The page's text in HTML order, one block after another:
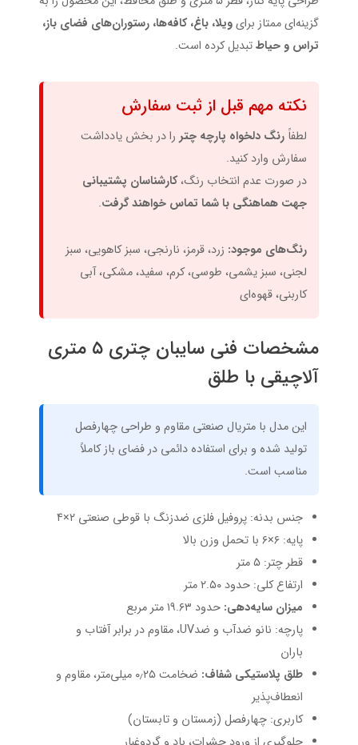
گزینه‌ای ممتاز برایویلا، باغ، کافه‌ها، رستوران‌های فضای باز،
تراس و حیاطتبدیل کرده است.
نکته مهم قبل از ثبت سفارش
لطفاً رنگ دلخواه پارچه چتر را در بخش یادداشت
سفارش وارد کنید.
در صورت عدم انتخاب رنگ،کارشناسان پشتیبانی
جهت هماهنگی با شما تماس خواهند گرفت.
رنگ‌های موجود: زرد، قرمز، نارنجی، سبز کاهویی، سبز
لجنی، سبز یشمی، طوسی، کرم، سفید، مشکی، آبی
کاربنی، قهوه‌ای
مشخصات فنی سایبان چتری ۵ متری
آلاچیقی با طلق
این مدل با متریال صنعتی مقاوم و طراحی چهارفصل
تولید شده و برای استفاده دائمی در فضای باز کاملاً
مناسب است.
جنس بدنه: پروفیل فلزی ضدزنگ با قوطی صنعتی ۲×۴
پایه: ۶×۶ با تحمل وزن بالا
قطر چتر: ۵ متر
ارتفاع کلی: حدود ۲.۵۰ متر
میزان سایه‌دهی: حدود ۱۹.۶۳ متر مربع
پارچه: نانو ضدآب و ضدUV، مقاوم در برابر آفتاب و
باران
طلق پلاستیکی شفاف:
ضخامت ۰٫۲۵ میلی‌متر، مقاوم و
انعطاف‌پذیر
کاربری: چهارفصل (زمستان و تابستان)